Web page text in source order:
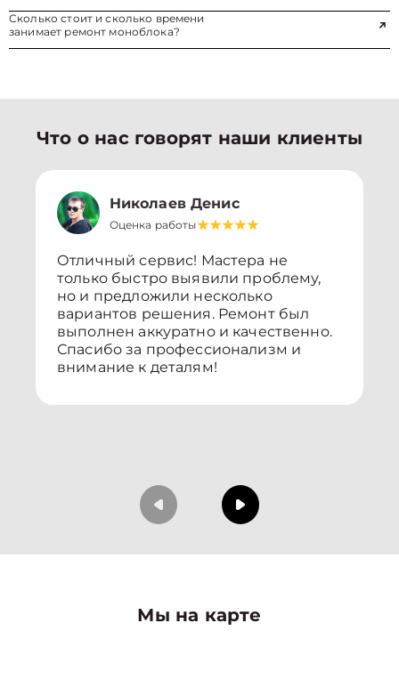
Сколько стоит и сколько времени
занимает ремонт моноблока?
Что о нас говорят наши клиенты
Николаев Денис
Оценка работы
Отличный сервис! Мастера не
только быстро выявили проблему,
но и предложили несколько
вариантов решения. Ремонт был
выполнен аккуратно и качественно.
Спасибо за профессионализм и
внимание к деталям!
Мы на карте